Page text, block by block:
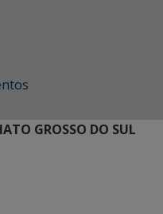
GROSSO DO SUL